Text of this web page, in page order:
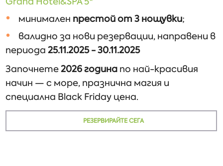
минимален престой от 3 нощувки;
валидно за нови резервации, направени в
периода25.11.2025 - 30.11.2025
Започнете2026 година по най-красивия
начин — с море, празнична магия и
специална Black Friday цена.
РЕЗЕРВИРАЙТЕ СЕГА